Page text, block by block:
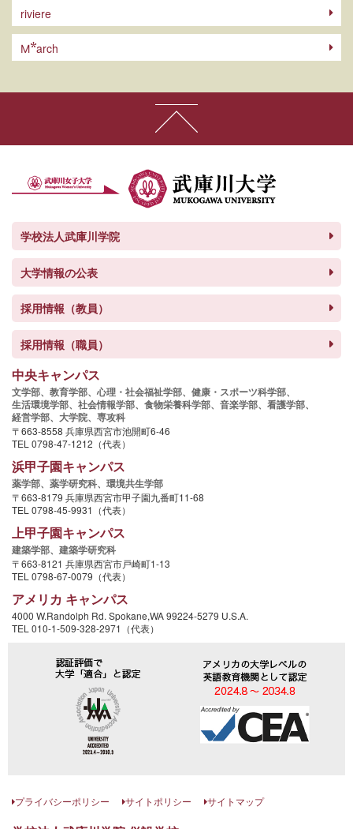
riviere
M arch
学校法人武庫川学院
大学情報の公表
採用情報（教員）
採用情報（職員）
中央キャンパス
文学部、 教育学部、 心理・社会福祉学部、 健康・スポーツ科学部、
生活環境学部、 社会情報学部、 食物栄養科学部、 音楽学部、 看護学部、
経営学部、 大学院、 専攻科
〒663-8558 兵庫県西宮市池開町6-46
TEL 0798-47-1212（代表）
浜甲子園キャンパス
薬学部、 薬学研究科、 環境共生学部
〒663-8179 兵庫県西宮市甲子園九番町11-68
TEL 0798-45-9931（代表）
上甲子園キャンパス
建築学部、 建築学研究科
〒663-8121 兵庫県西宮市戸崎町1-13
TEL 0798-67-0079（代表）
アメリカ キャンパス
4000 W.Randolph Rd. Spokane,WA 99224-5279 U.S.A.
TEL 010-1-509-328-2971（代表）
プライバシーポリシー サイトポリシー サイトマップ